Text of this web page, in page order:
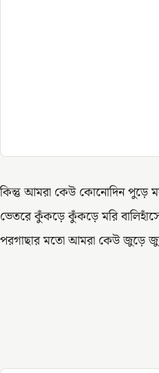
কিন্তু আমরা কেউ কোনোদিন পুড়ে
ভেতরে কুঁকড়ে কুঁকড়ে মরি
পরগাছার মতো আমরা কেউ জুড়ে